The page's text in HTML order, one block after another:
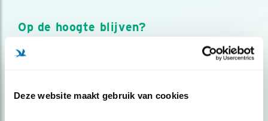
Deze website maakt gebruik van cookies
Op de hoogte blijven?
Meld je aan en ontvang nieuws, inspiratie, acties en tips
over vogels en activiteiten van Vogelbescherming.